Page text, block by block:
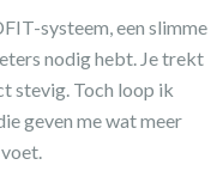
systeem, een slimme
nodig hebt. Je trekt
stevig. Toch loop ik
geven me wat meer